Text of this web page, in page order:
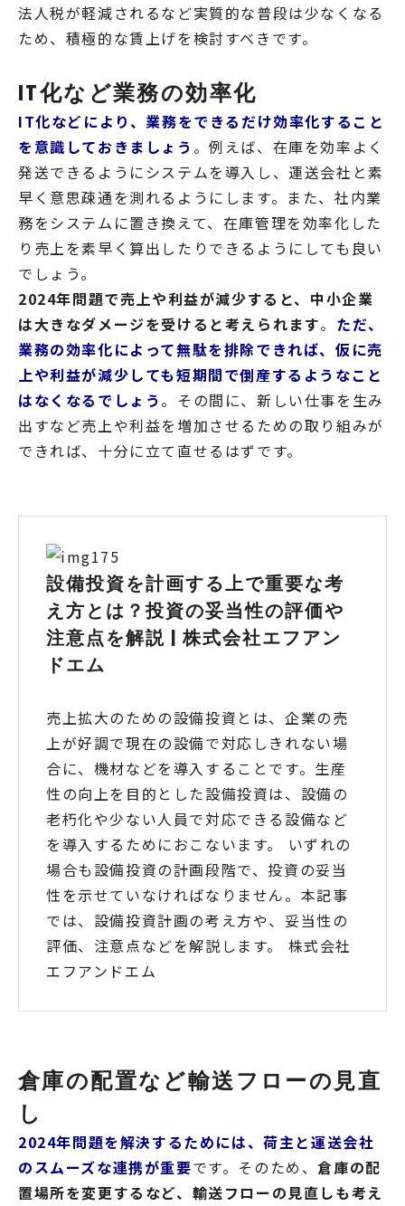
法人税が軽減されるなど実質的な普段は少なくなる
ため、積極的な賃上げを検討すべきです。
IT化など業務の効率化
IT化などにより、業務をできるだけ効率化すること
を意識しておきましょう 。例えば、在庫を効率よく
発送できるようにシステムを導入し、運送会社と素
早く意思疎通を測れるようにします。また、社内業
務をシステムに置き換えて、在庫管理を効率化した
り売上を素早く算出したりできるようにしても良い
でしょう。
2024年問題で売上や利益が減少すると、中小企業
は大きなダメージを受けると考えられます。 ただ、
業務の効率化によって無駄を排除できれば、仮に売
上や利益が減少しても短期間で倒産するようなこと
はなくなるでしょう。その間に、新しい仕事を生み
出すなど売上や利益を増加させるための取り組みが
できれば、十分に立て直せるはずです。
設備投資を計画する上で重要な考
え方とは？投資の妥当性の評価や
注意点を解説 | 株式会社エフアン
ドエム
売上拡大のための設備投資とは、企業の売
上が好調で現在の設備で対応しきれない場
合に、機材などを導入することです。生産
性の向上を目的とした設備投資は、設備の
老朽化や少ない人員で対応できる設備など
を導入するためにおこないます。 いずれの
場合も設備投資の計画段階で、投資の妥当
性を示せていなければなりません。本記事
では、設備投資計画の考え方や、妥当性の
評価、注意点などを解説します。 株式会社
エフアンドエム
倉庫の配置など輸送フローの見直
し
2024年問題を解決するためには、荷主と運送会社
のスムーズな連携が重要です。そのため、倉庫の配
置場所を変更するなど、輸送フローの見直しも考え